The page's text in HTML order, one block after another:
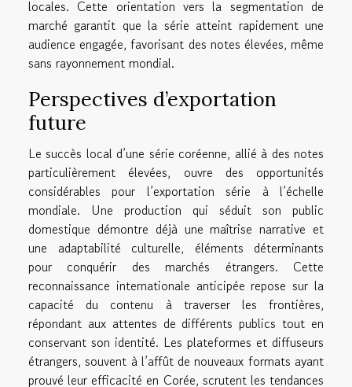
locales. Cette orientation vers la segmentation de
marché garantit que la série atteint rapidement une
audience engagée, favorisant des notes élevées, même
sans rayonnement mondial.
Perspectives d’exportation
future
Le succès local d’une série coréenne, allié à des notes
particulièrement élevées, ouvre des opportunités
considérables pour l’exportation série à l’échelle
mondiale. Une production qui séduit son public
domestique démontre déjà une maîtrise narrative et
une adaptabilité culturelle, éléments déterminants
pour conquérir des marchés étrangers. Cette
reconnaissance internationale anticipée repose sur la
capacité du contenu à traverser les frontières,
répondant aux attentes de différents publics tout en
conservant son identité. Les plateformes et diffuseurs
étrangers, souvent à l’affût de nouveaux formats ayant
prouvé leur efficacité en Corée, scrutent les tendances